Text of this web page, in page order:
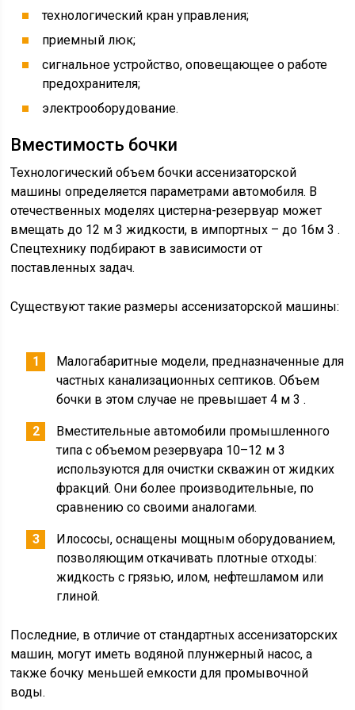
технологический кран управления;
приемный люк;
сигнальное устройство, оповещающее о работе
предохранителя;
электрооборудование.
Вместимость бочки
Технологический объем бочки ассенизаторской
машины определяется параметрами автомобиля. В
отечественных моделях цистерна-резервуар может
вмещать до 12 м 3 жидкости, в импортных – до 16м 3 .
Спецтехнику подбирают в зависимости от
поставленных задач.
Существуют такие размеры ассенизаторской машины:
Малогабаритные модели, предназначенные для
частных канализационных септиков. Объем
бочки в этом случае не превышает 4 м 3 .
Вместительные автомобили промышленного
типа с объемом резервуара 10–12 м 3
используются для очистки скважин от жидких
фракций. Они более производительные, по
сравнению со своими аналогами.
Илососы, оснащены мощным оборудованием,
позволяющим откачивать плотные отходы:
жидкость с грязью, илом, нефтешламом или
глиной.
Последние, в отличие от стандартных ассенизаторских
машин, могут иметь водяной плунжерный насос, а
также бочку меньшей емкости для промывочной
воды.